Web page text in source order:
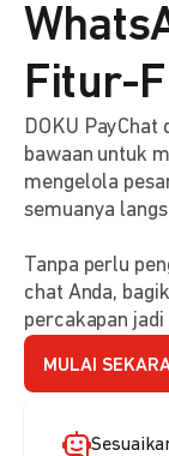
Fitur-
DOKU
bawaan untuk
mengelola
semuanya
Tanpa perlu
chat Anda,
percakapan
MULAI